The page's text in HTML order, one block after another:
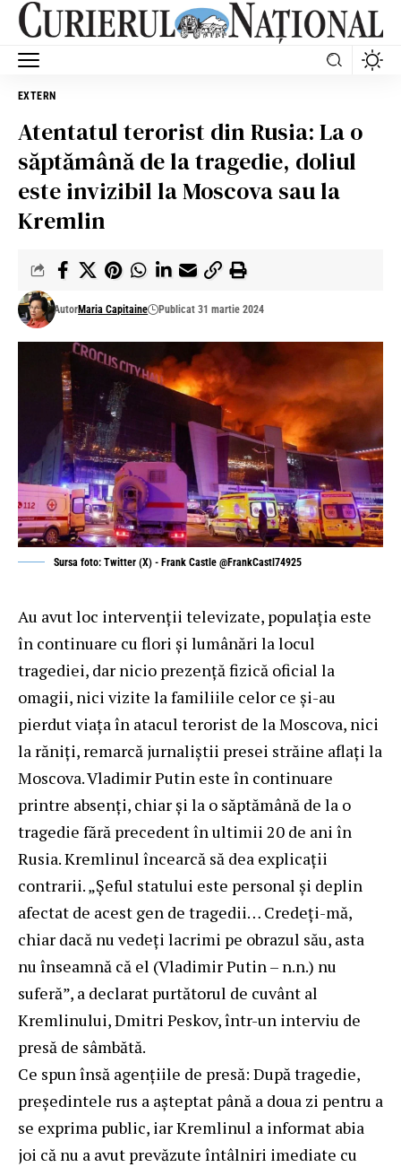
EXTERN
Atentatul terorist din Rusia: La o
săptămână de la tragedie, doliul
este invizibil la Moscova sau la
Kremlin
AutorMaria Capitaine Publicat 31 martie 2024
Sursa foto: Twitter (X) - Frank Castle @FrankCastl74925
Au avut loc intervenții televizate, populația este
în continuare cu flori și lumânări la locul
tragediei, dar nicio prezență fizică oficial la
omagii, nici vizite la familiile celor ce și-au
pierdut viața în atacul terorist de la Moscova, nici
la răniți, remarcă jurnaliștii presei străine aflați la
Moscova. Vladimir Putin este în continuare
printre absenți, chiar și la o săptămână de la o
tragedie fără precedent în ultimii 20 de ani în
Rusia. Kremlinul încearcă să dea explicații
contrarii. „Șeful statului este personal și deplin
afectat de acest gen de tragedii… Credeți-mă,
chiar dacă nu vedeți lacrimi pe obrazul său, asta
nu înseamnă că el (Vladimir Putin – n.n.) nu
suferă”, a declarat purtătorul de cuvânt al
Kremlinului, Dmitri Peskov, într-un interviu de
presă de sâmbătă.
Ce spun însă agențiile de presă: După tragedie,
președintele rus a așteptat până a doua zi pentru a
se exprima public, iar Kremlinul a informat abia
joi că nu a avut prevăzute întâlniri imediate cu